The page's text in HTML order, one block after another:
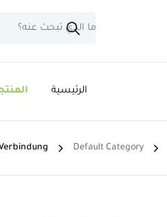
الرئيسية
Default Category